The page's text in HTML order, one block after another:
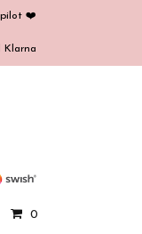
❤️
0